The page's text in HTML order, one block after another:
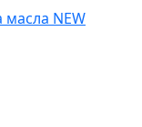
масла NEW